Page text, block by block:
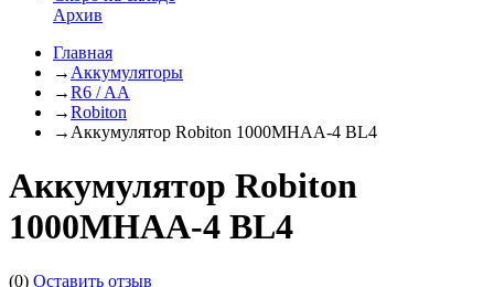
Архив
Главная
→ Аккумуляторы
→R6 / AA
→Robiton
→ Аккумулятор Robiton 1000MHAA-4 BL4
Аккумулятор Robiton
1000MHAA-4 BL4
(0) Оставить отзыв